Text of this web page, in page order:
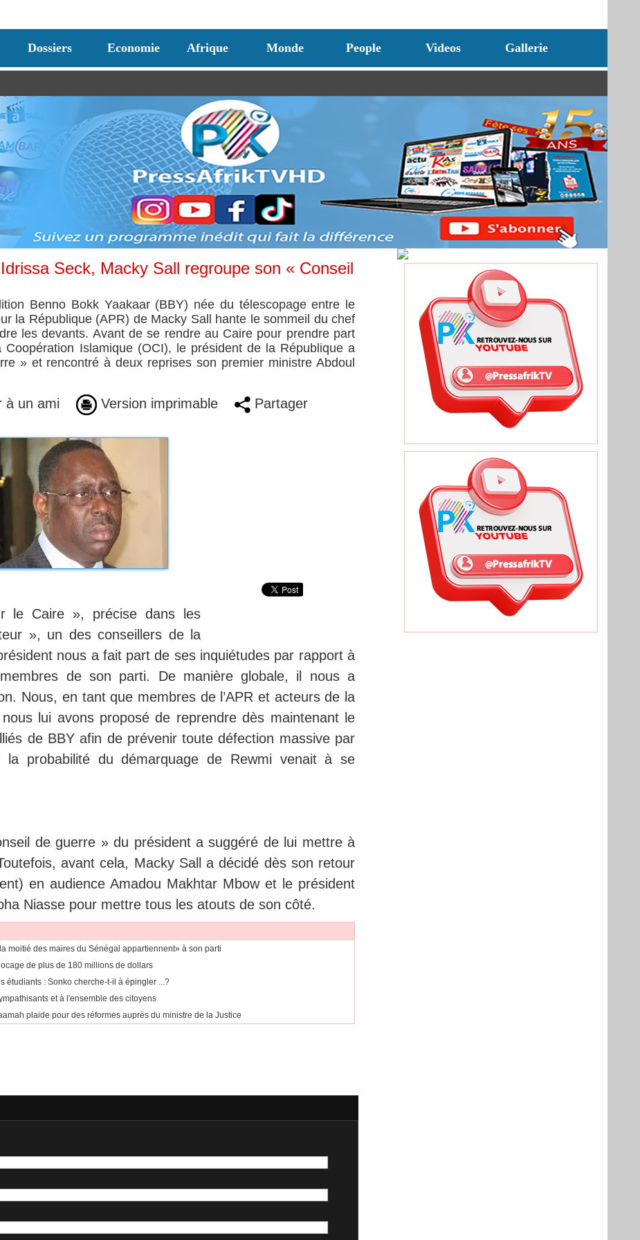
Dossiers Economie Afrique Monde People Videos Gallerie
Seck, Macky Sall regroupe son « Conseil
Benno Bokk Yaakaar (BBY) née du télescopage entre le
la République (APR) de Macky Sall hante le sommeil du chef
les devants. Avant de se rendre au Caire pour prendre part
Coopération Islamique (OCI), le président de la République a
» et rencontré à deux reprises son premier ministre Abdoul
à un ami Version imprimable Partager
le Caire », précise dans les
», un des conseillers de la
nous a fait part de ses inquiétudes par rapport à
membres de son parti. De manière globale, il nous a
Nous, en tant que membres de l’APR et acteurs de la
lui avons proposé de reprendre dès maintenant le
de BBY afin de prévenir toute défection massive par
la probabilité du démarquage de Rewmi venait à se
de guerre » du président a suggéré de lui mettre à
avant cela, Macky Sall a décidé dès son retour
en audience Amadou Makhtar Mbow et le président
Niasse pour mettre tous les atouts de son côté.
moitié des maires du Sénégal appartiennent» à son parti
de plus de 180 millions de dollars
étudiants : Sonko cherche-t-il à épingler ...?
et à l'ensemble des citoyens
plaide pour des réformes auprès du ministre de la Justice